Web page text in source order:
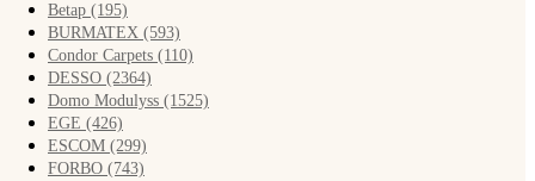
Betap (195)
BURMATEX (593)
Condor Carpets (110)
DESSO (2364)
Domo Modulyss (1525)
EGE (426)
ESCOM (299)
FORBO (743)
Акции
Сервис
Заказ